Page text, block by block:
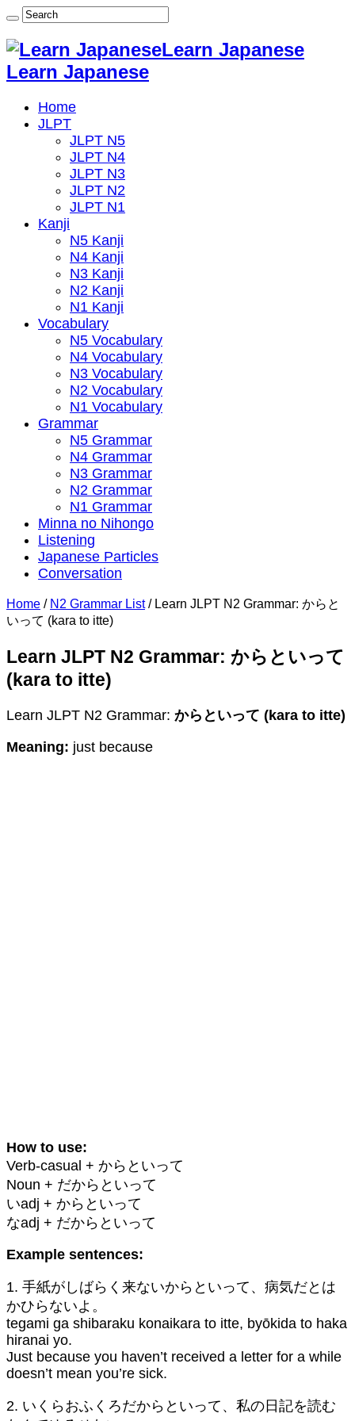
Learn Japanese
Learn Japanese
Home
JLPT
JLPT N5
JLPT N4
JLPT N3
JLPT N2
JLPT N1
Kanji
N5 Kanji
N4 Kanji
N3 Kanji
N2 Kanji
N1 Kanji
Vocabulary
N5 Vocabulary
N4 Vocabulary
N3 Vocabulary
N2 Vocabulary
N1 Vocabulary
Grammar
N5 Grammar
N4 Grammar
N3 Grammar
N2 Grammar
N1 Grammar
Minna no Nihongo
Listening
Japanese Particles
Conversation
Home / N2 Grammar List / Learn JLPT N2 Grammar: からと
いって (kara to itte)
Learn JLPT N2 Grammar: からといって
(kara to itte)
Learn JLPT N2 Grammar: からといって (kara to itte)
Meaning: just because
How to use:
Verb-casual + からといって
Noun + だからといって
いadj + からといって
なadj + だからといって
Example sentences:
1. 手紙がしばらく来ないからといって、病気だとは
かひらないよ。
tegami ga shibaraku konaikara to itte, byōkida to haka
hiranai yo.
Just because you haven’t received a letter for a while
doesn’t mean you’re sick.
2. いくらおふくろだからといって、私の日記を読む